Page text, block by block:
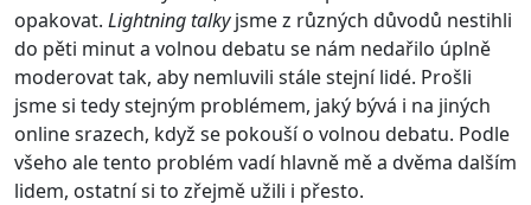
opakovat. Lightning talkyjsme z různých důvodů nestihli
do pěti minut a volnou debatu se nám nedařilo úplně
moderovat tak, aby nemluvili stále stejní lidé. Prošli
jsme si tedy stejným problémem, jaký bývá i na jiných
online srazech, když se pokouší o volnou debatu. Podle
všeho ale tento problém vadí hlavně mě a dvěma dalším
lidem, ostatní si to zřejmě užili i přesto.